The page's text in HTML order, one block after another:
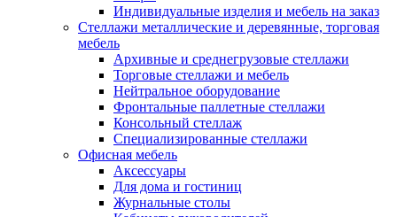
Индивидуальные изделия и мебель на заказ
Стеллажи металлические и деревянные, торговая
мебель
Архивные и среднегрузовые стеллажи
Торговые стеллажи и мебель
Нейтральное оборудование
Фронтальные паллетные стеллажи
Консольный стеллаж
Специализированные стеллажи
Офисная мебель
Аксессуары
Для дома и гостиниц
Журнальные столы